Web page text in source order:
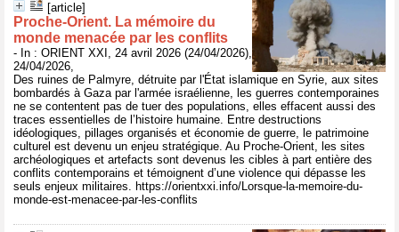
[article]
Proche-Orient. La mémoire du
monde menacée par les conflits
- In : ORIENT XXI, 24 avril 2026 (24/04/2026),
24/04/2026,
Des ruines de Palmyre, détruite par l'État islamique en Syrie, aux sites
bombardés à Gaza par l'armée israélienne, les guerres contemporaines
ne se contentent pas de tuer des populations, elles effacent aussi des
traces essentielles de l’histoire humaine. Entre destructions
idéologiques, pillages organisés et économie de guerre, le patrimoine
culturel est devenu un enjeu stratégique. Au Proche-Orient, les sites
archéologiques et artefacts sont devenus les cibles à part entière des
conflits contemporains et témoignent d’une violence qui dépasse les
seuls enjeux militaires. https://orientxxi.info/Lorsque-la-memoire-du-
monde-est-menacee-par-les-conflits